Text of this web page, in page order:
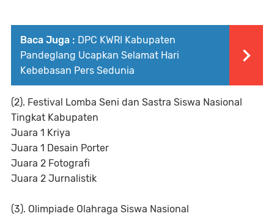
Baca Juga : DPC KWRI Kabupaten
Pandeglang Ucapkan Selamat Hari
Kebebasan Pers Sedunia
(2). Festival Lomba Seni dan Sastra Siswa Nasional
Tingkat Kabupaten
Juara 1 Kriya
Juara 1 Desain Porter
Juara 2 Fotografi
Juara 2 Jurnalistik
(3). Olimpiade Olahraga Siswa Nasional